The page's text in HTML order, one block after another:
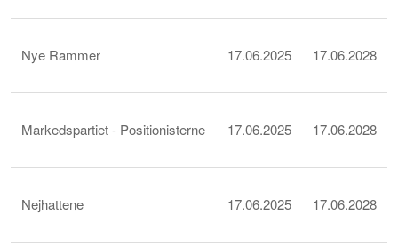
Nye Rammer 17.06.2025 17.06.2028
Markedspartiet - Positionisterne 17.06.2025 17.06.2028
Nejhattene 17.06.2025 17.06.2028